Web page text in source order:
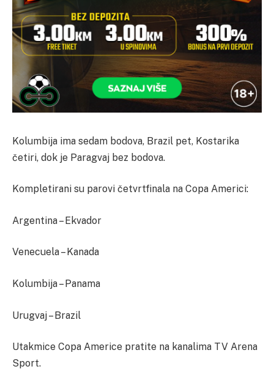
Kolumbija ima sedam bodova, Brazil pet, Kostarika
četiri, dok je Paragvaj bez bodova.
Kompletirani su parovi četvrtfinala na Copa Americi:
Argentina – Ekvador
Venecuela – Kanada
Kolumbija – Panama
Urugvaj – Brazil
Utakmice Copa Americe pratite na kanalima TV Arena
Sport.